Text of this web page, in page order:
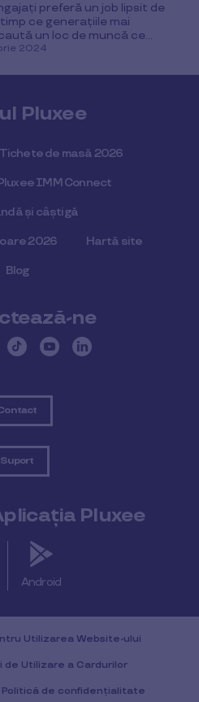
preferă un job lipsit de
ce generațiile mai
un loc de muncă ce...
2024
Pluxee
Tichete de masă 2026
IMM Connect
și câștigă
2026 Hartă site
Blog
ne
Suport
Pluxee
Android
Utilizarea Website-ului
de Utilizare a Cardurilor
Politică de confidențialitate